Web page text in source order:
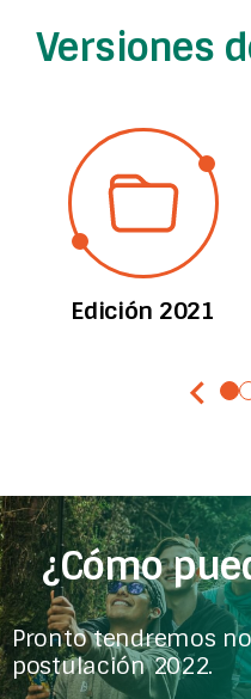
Versiones
Edición 2021
chevron_left
¿Cómo
Pronto tendremos
postulación 2022.